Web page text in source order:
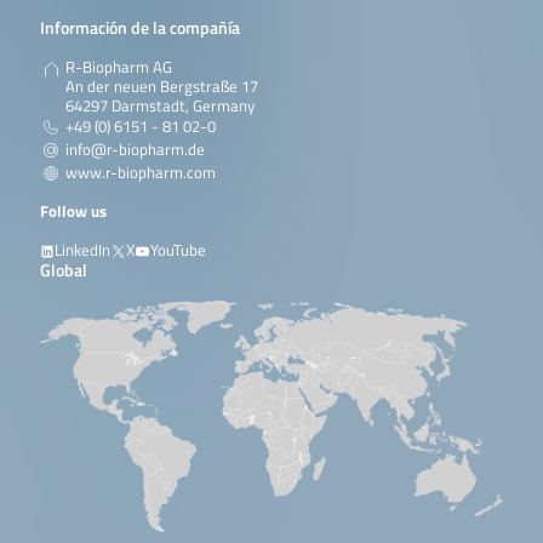
Lee más
SureFood® GMO ID
4plex Soya III
The SureFood® GMO ID 4plex
Soya III is a multiplex real-
time PCR kit for the direct,
qualitative detection and
differentiation of following
MST-FGØ72-2) …
SureFood® GMO
QUANT MON810
The test detects the relative
quantitative MON810 Corn
DNA amount. Therefore the
kit contains two PCR systems,
one specific for the MON810
Corn (OECD unique identifier
MON-ØØ81Ø-6) and the other
one specific for Corn (the
reference gene). The …
2 x 50 reactions
Información de la compañía
R-Biopharm AG
An der neuen Bergstraße 17
64297 Darmstadt, Germany
+49 (0) 6151 - 81 02-0
info@r-biopharm.de
www.r-biopharm.com
Follow us
LinkedIn
X YouTube
Global